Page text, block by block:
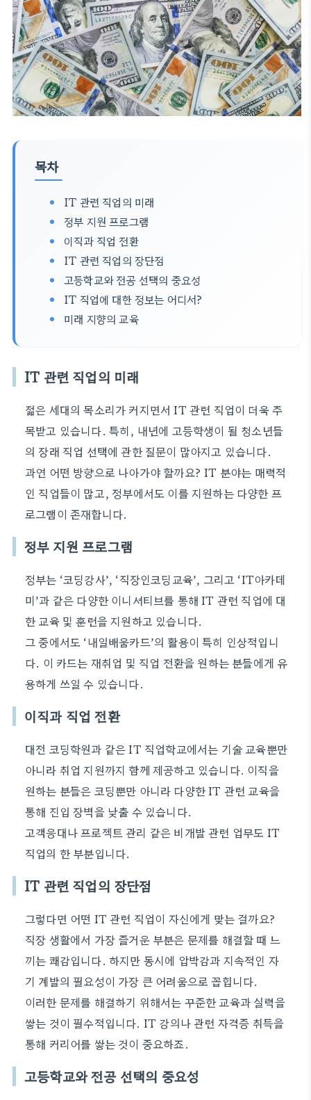
목차
IT 관련 직업의 미래
정부 지원 프로그램
이직과 직업 전환
IT 관련 직업의 장단점
고등학교와 전공 선택의 중요성
IT 직업에 대한 정보는 어디서?
미래 지향의 교육
IT 관련 직업의 미래
젊은 세대의 목소리가 커지면서 IT 관련 직업이 더욱 주
목받고 있습니다. 특히, 내년에 고등학생이 될 청소년들
의 장래 직업 선택에 관한 질문이 많아지고 있습니다.
과연 어떤 방향으로 나아가야 할까요? IT 분야는 매력적
인 직업들이 많고, 정부에서도 이를 지원하는 다양한 프
로그램이 존재합니다.
정부 지원 프로그램
정부는 ‘코딩강사’, ‘직장인코딩교육’, 그리고 ‘IT아카데
미’과 같은 다양한 이니셔티브를 통해 IT 관련 직업에 대
한 교육 및 훈련을 지원하고 있습니다.
그 중에서도 ‘내일배움카드’의 활용이 특히 인상적입니
다. 이 카드는 재취업 및 직업 전환을 원하는 분들에게 유
용하게 쓰일 수 있습니다.
이직과 직업 전환
대전 코딩학원과 같은 IT 직업학교에서는 기술 교육뿐만
아니라 취업 지원까지 함께 제공하고 있습니다. 이직을
원하는 분들은 코딩뿐만 아니라 다양한 IT 관련 교육을
통해 진입 장벽을 낮출 수 있습니다.
고객응대나 프로젝트 관리 같은 비개발 관련 업무도 IT
직업의 한 부분입니다.
IT 관련 직업의 장단점
그렇다면 어떤 IT 관련 직업이 자신에게 맞는 걸까요?
직장 생활에서 가장 즐거운 부분은 문제를 해결할 때 느
끼는 쾌감입니다. 하지만 동시에 압박감과 지속적인 자
기 계발의 필요성이 가장 큰 어려움으로 꼽힙니다.
이러한 문제를 해결하기 위해서는 꾸준한 교육과 실력을
쌓는 것이 필수적입니다. IT 강의나 관련 자격증 취득을
통해 커리어를 쌓는 것이 중요하죠.
고등학교와 전공 선택의 중요성